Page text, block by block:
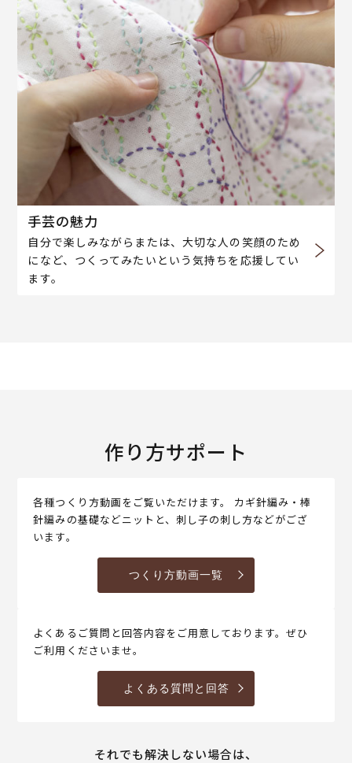
手芸の魅力
自分で楽しみながらまたは、大切な人の笑顔のため
になど、つくってみたいという気持ちを応援してい
ます。
作り方サポート
各種つくり方動画をご覧いただけます。 カギ針編み・棒
針編みの基礎などニットと、刺し子の刺し方などがござ
います。
つくり方動画一覧
よくあるご質問と回答内容をご用意しております。ぜひ
ご利用くださいませ。
よくある質問と回答
それでも解決しない場合は、